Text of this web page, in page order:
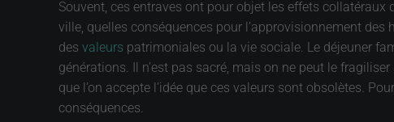
Souvent, ces entraves ont pour objet les effets collatéraux
ville, quelles conséquences pour l’approvisionnement
des valeurs patrimoniales ou la vie sociale. Le déjeuner
générations. Il n’est pas sacré, mais on ne peut le
que l’on accepte l’idée que ces valeurs sont obsolètes.
conséquences.